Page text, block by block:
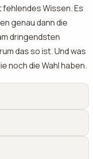
Wissen. Es
genau dann die
dringendsten
das so ist. Und was
noch die Wahl haben.